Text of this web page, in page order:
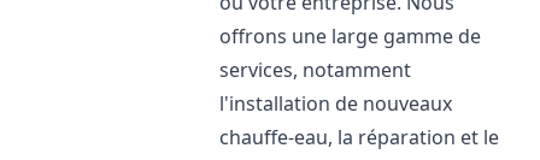
offrons une large gamme de
services, notamment
l'installation de nouveaux
chauffe-eau, la réparation et le